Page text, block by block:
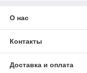
О нас
Контакты
Доставка и оплата